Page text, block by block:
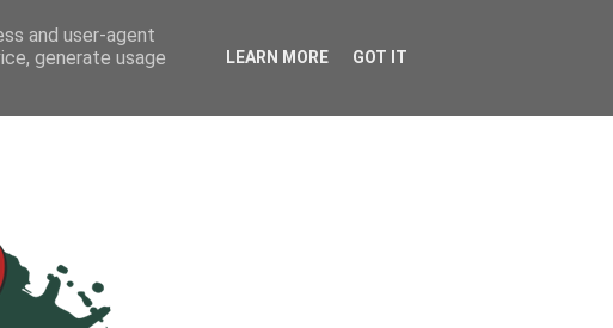
and user-agent
generate usage
LEARN MORE GOT IT